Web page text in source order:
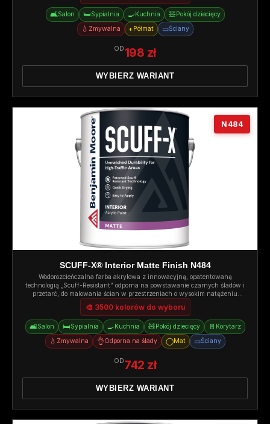
🛋️Salon 🛏️Sypialnia 🍳Kuchnia 🧸Pokój dziecięcy
💧 Zmywalna ◐ Półmat ▭Ściany
OD198 zł
WYBIERZ WARIANT
N484
SCUFF-X® Interior Matte Finish N484
Wodorozcieńczalna farba akrylowa z innowacyjną, opatentowaną
technologią „Scuff-Resistant” odporna na powstawanie czarnych śladów i
przetarć, do malowania ścian w przestrzeniach o wysokim natężeniu
🎨 3500 kolorów do wyboru
🛋️Salon 🛏️Sypialnia 🍳Kuchnia 🧸Pokój dziecięcy 🚪 Korytarz
💧 Zmywalna 👌Odporna na ślady ◯Mat ▭Ściany
OD742 zł
WYBIERZ WARIANT